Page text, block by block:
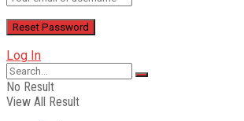
Log In
No Result
View All Result